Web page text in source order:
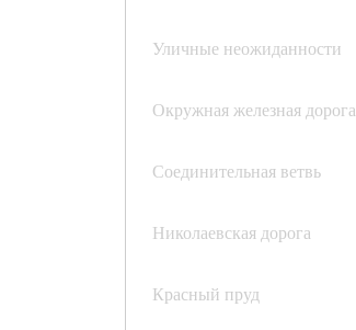
Уличные неожиданности
Окружная железная дорога
Соединительная ветвь
Николаевская дорога
Красный пруд